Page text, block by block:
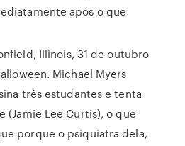
após o que
Illinois, 31 de outubro
Michael Myers
três estudantes e tenta
(Jamie Lee Curtis), o que
porque o psiquiatra dela,